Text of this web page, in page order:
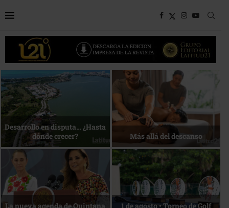
Bottega, un viaje servido a la
mesa
Energía que Impulsa la
competitividad